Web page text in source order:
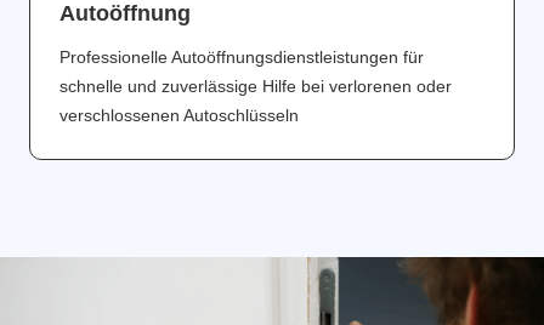
Аutoöffnung
Professionelle Autoöffnungsdienstleistungen für
schnelle und zuverlässige Hilfe bei verlorenen oder
verschlossenen Autoschlüsseln